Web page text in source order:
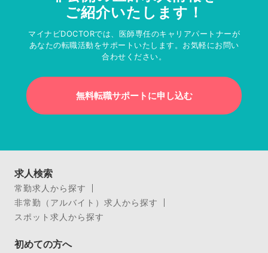
ご紹介いたします！
マイナビDOCTORでは、医師専任のキャリアパートナーが
あなたの転職活動をサポートいたします。お気軽にお問い
合わせください。
無料転職サポートに申し込む
求人検索
常勤求人から探す
非常勤（アルバイト）求人から探す
スポット求人から探す
初めての方へ